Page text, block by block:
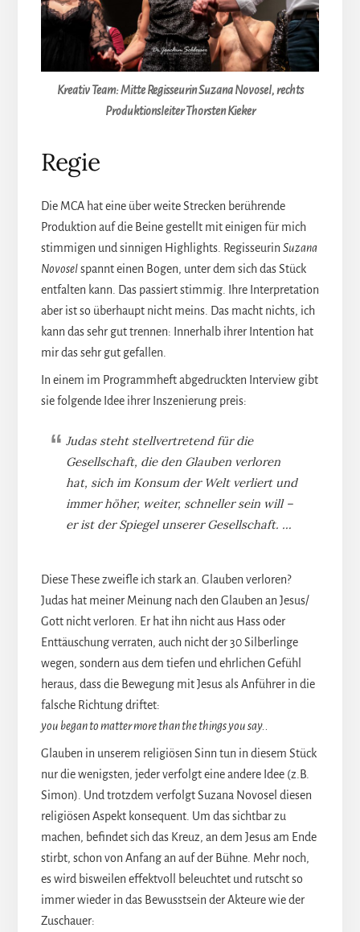
Kreativ Team: Mitte Regisseurin Suzana Novosel, rechts
Produktionsleiter Thorsten Kieker
Regie
Die MCA hat eine über weite Strecken berührende
Produktion auf die Beine gestellt mit einigen für mich
stimmigen und sinnigen Highlights. Regisseurin Suzana
Novoselspannt einen Bogen, unter dem sich das Stück
entfalten kann. Das passiert stimmig. Ihre Interpretation
aber ist so überhaupt nicht meins. Das macht nichts, ich
kann das sehr gut trennen: Innerhalb ihrer Intention hat
mir das sehr gut gefallen.
In einem im Programmheft abgedruckten Interview gibt
sie folgende Idee ihrer Inszenierung preis:
Judas steht stellvertretend für die
Gesellschaft, die den Glauben verloren
hat, sich im Konsum der Welt verliert und
immer höher, weiter, schneller sein will –
er ist der Spiegel unserer Gesellschaft. …
Diese These zweifle ich stark an. Glauben verloren?
Judas hat meiner Meinung nach den Glauben an Jesus/
Gott nicht verloren. Er hat ihn nicht aus Hass oder
Enttäuschung verraten, auch nicht der 30 Silberlinge
wegen, sondern aus dem tiefen und ehrlichen Gefühl
heraus, dass die Bewegung mit Jesus als Anführer in die
falsche Richtung driftet:
you began to matter more than the things you say..
Glauben in unserem religiösen Sinn tun in diesem Stück
nur die wenigsten, jeder verfolgt eine andere Idee (z.B.
Simon). Und trotzdem verfolgt Suzana Novosel diesen
religiösen Aspekt konsequent. Um das sichtbar zu
machen, befindet sich das Kreuz, an dem Jesus am Ende
stirbt, schon von Anfang an auf der Bühne. Mehr noch,
es wird bisweilen effektvoll beleuchtet und rutscht so
immer wieder in das Bewusstsein der Akteure wie der
Zuschauer: